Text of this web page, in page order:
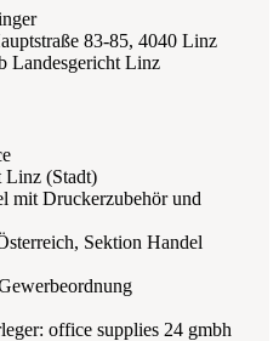
83-85, 4040 Linz
Landesgericht Linz
Linz (Stadt)
mit Druckerzubehör und
Sektion Handel
office supplies 24 gmbh